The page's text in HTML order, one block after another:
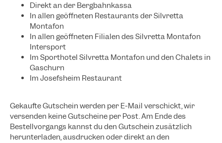
Direkt an der Bergbahnkassa
In allen geöffneten Restaurants der Silvretta
Montafon
In allen geöffneten Filialen des Silvretta Montafon
Intersport
Im Sporthotel Silvretta Montafon und den Chalets in
Gaschurn
Im Josefsheim Restaurant
Gekaufte Gutschein werden per E-Mail verschickt, wir
versenden keine Gutscheine per Post. Am Ende des
Bestellvorgangs kannst du den Gutschein zusätzlich
herunterladen, ausdrucken oder direkt an den